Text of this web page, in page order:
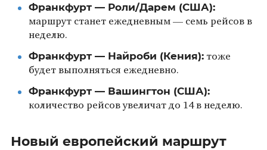
Франкфурт — Роли/Дарем (США):
маршрут станет ежедневным — семь рейсов в
неделю.
Франкфурт — Найроби (Кения):тоже
будет выполняться ежедневно.
Франкфурт — Вашингтон (США):
количество рейсов увеличат до 14 в неделю.
Новый европейский маршрут